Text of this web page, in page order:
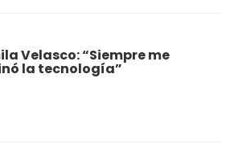
Velasco: “Siempre me
la tecnología”